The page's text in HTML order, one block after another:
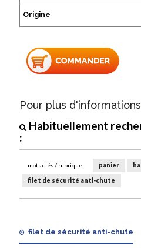
Origine
Pour plus
Habituellement
:
mots clés / rubrique : panier
filet de sécurité anti-chute
filet de sécurité anti-chute